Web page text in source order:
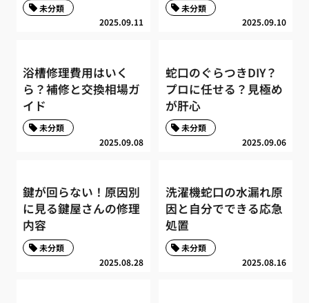
2025.09.11
未分類
2025.09.10
未分類
浴槽修理費用はいく
ら？補修と交換相場ガ
イド
2025.09.08
未分類
蛇口のぐらつきDIY？
プロに任せる？見極め
が肝心
2025.09.06
未分類
鍵が回らない！原因別
に見る鍵屋さんの修理
内容
2025.08.28
未分類
洗濯機蛇口の水漏れ原
因と自分でできる応急
処置
2025.08.16
未分類